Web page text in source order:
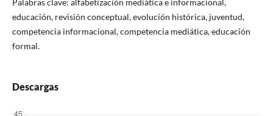
educación, revisión conceptual, evolución histórica, juventud,
competencia informacional, competencia mediática, educación
formal.
Descargas